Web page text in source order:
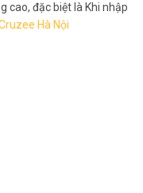
cao, đặc biệt là Khi nhập
Hà Nội